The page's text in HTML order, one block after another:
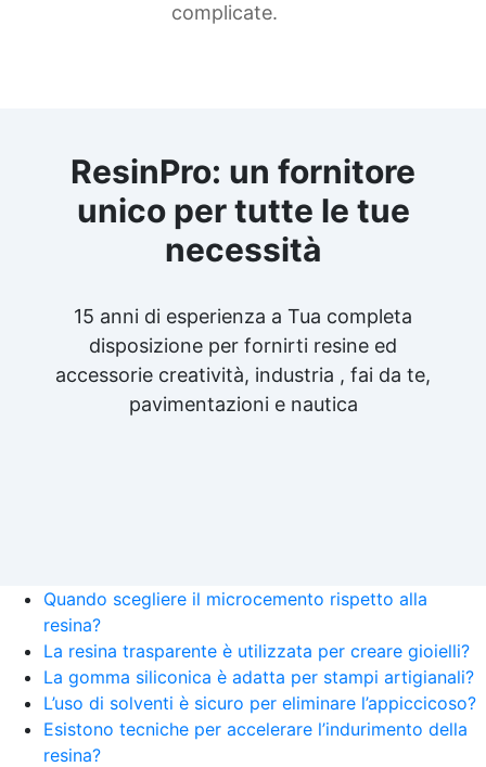
complicate.
ResinPro: un fornitore
unico per tutte le tue
necessità
15 anni di esperienza a Tua completa
disposizione per fornirti resine ed
accessorie creatività, industria , fai da te,
pavimentazioni e nautica
Quando scegliere il microcemento rispetto alla
resina?
La resina trasparente è utilizzata per creare gioielli?
La gomma siliconica è adatta per stampi artigianali?
L’uso di solventi è sicuro per eliminare l’appiccicoso?
Esistono tecniche per accelerare l’indurimento della
resina?